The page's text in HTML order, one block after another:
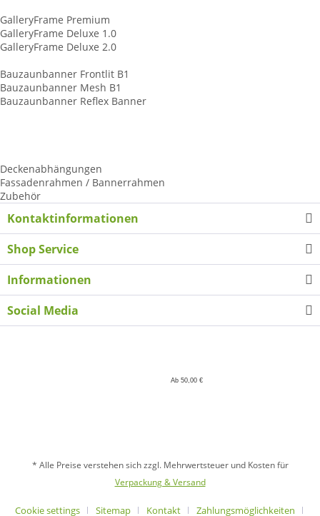
GalleryFrame Premium
GalleryFrame Deluxe 1.0
GalleryFrame Deluxe 2.0
Bauzaunbanner Frontlit B1
Bauzaunbanner Mesh B1
Bauzaunbanner Reflex Banner
Deckenabhängungen
Fassadenrahmen / Bannerrahmen
Zubehör
Kontaktinformationen
Shop Service
Informationen
Social Media
Ab 50,00 €
* Alle Preise verstehen sich zzgl. Mehrwertsteuer und Kosten für
Verpackung & Versand
Cookie settings Sitemap Kontakt Zahlungsmöglichkeiten